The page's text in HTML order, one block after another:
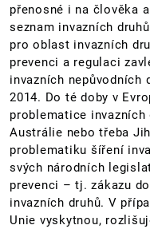
přenosné i na člověka
seznam invazních
pro oblast invazních
prevenci a regulaci
invazních nepůvodních
2014. Do té doby v
problematice invazních
Austrálie nebo třeba
problematiku šíření
svých národních
prevenci – tj. zákazu
invazních druhů. V
Unie vyskytnou,